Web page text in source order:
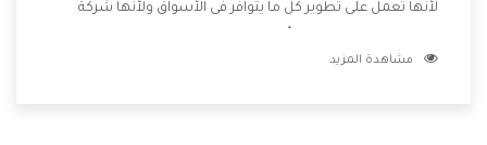
لأنها تعمل على تطوير كل ما يتوافر فى الأسواق ولأنها شركة
وتقدم للعملاء أقوى العروض والخصومات التى تسهل على
مشاهدة المزيد